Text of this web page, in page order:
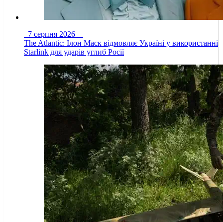
7 серпня 2026
The Atlantic: Ілон Маск відмовляє Україні у використанні
Starlink для ударів углиб Росії